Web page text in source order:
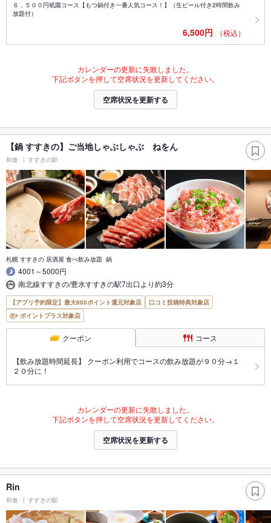
６，５００円祇園コース【もつ鍋付き一番人気コース！】（生ビール付き2時間飲み
放題付）
6,500円 （税込）
カレンダーの更新に失敗しました。
下記ボタンを押して空席状況を更新してください。
空席状況を更新する
【鍋 すすきの】ご当地しゃぶしゃぶ ねをん
和食 すすきの駅
札幌 すすきの 居酒屋 食べ飲み放題 鍋
4001～5000円
南北線すすきの/豊水すすきの駅7出口より約3分
【アプリ予約限定】最大800ポイント還元対象店
口コミ投稿特典対象店
ポイントプラス対象店
クーポン コース
【飲み放題時間延長】 クーポン利用でコースの飲み放題が９０分→１
２０分に！
カレンダーの更新に失敗しました。
下記ボタンを押して空席状況を更新してください。
空席状況を更新する
Rin
和食 すすきの駅